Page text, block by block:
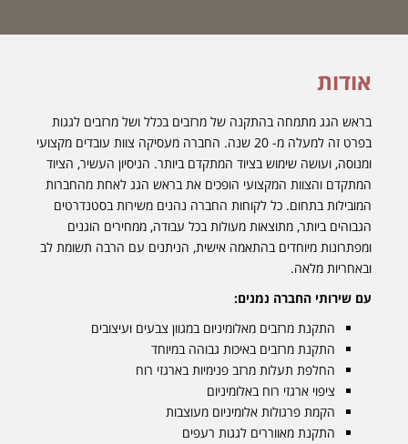
אודות
בראש הגג מתמחה בהתקנה של מרזבים בכלל ושל מרזבים לגגות
בפרט זה למעלה מ- 20 שנה. החברה מעסיקה צוות עובדים מקצועי
ומנוסה, ועושה שימוש בציוד המתקדם ביותר. הניסיון העשיר, הציוד
המתקדם והצוות המקצועי הופכים את בראש הגג לאחת מהחברות
המובילות בתחום. כל לקוחות החברה נהנים משירות בסטנדרטים
הגבוהים ביותר, מתוצאות מעולות בכל עבודה, ממחירים הוגנים
ומפתרונות מיוחדים בהתאמה אישית, הניתנים עם הרבה תשומת לב
ובאחריות מלאה.
עם שירותי החברה נמנים:
התקנת מרזבים מאלומיניום במגוון צבעים ועיצובים
התקנת מרזבים באיכות גבוהה במיוחד
החלפת תעלות מרזב פנימיות בארגזי רוח
ציפוי ארגזי רוח באלומיניום
הקמת פרגולות אלומיניום מעוצבות
התקנת מאווררים לגגות רעפים